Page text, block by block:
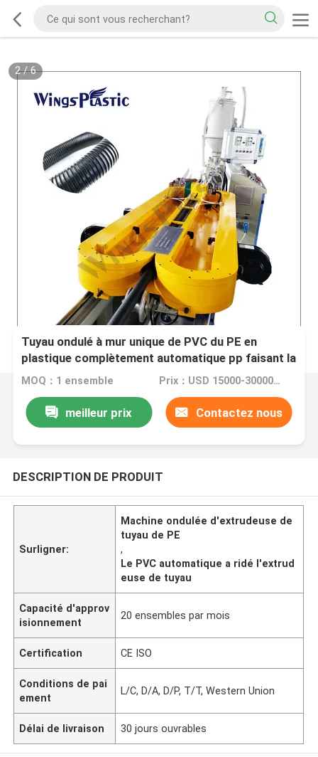
2/6
Tuyau ondulé à mur unique de PVC du PE en
plastique complètement automatique pp faisant la
machine d'extrudeuse
MOQ：1 ensemble Prix：USD 15000-30000 per set
meilleur prix Contactez nous
DESCRIPTION DE PRODUIT
Surligner:
Machine ondulée d'extrudeuse de
tuyau de PE
,
Le PVC automatique a ridé l'extrud
euse de tuyau
Capacité d'approv
isionnement
20 ensembles par mois
Certification CE ISO
Conditions de pai
ement
L/C, D/A, D/P, T/T, Western Union
Délai de livraison 30 jours ouvrables